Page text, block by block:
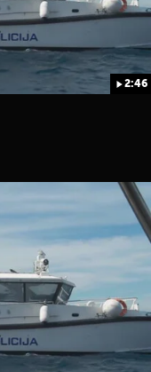
2:46